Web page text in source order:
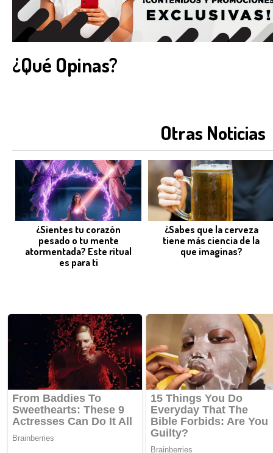
¿Qué Opinas?
Otras Noticias
¿Sientes tu corazón
pesado o tu mente
atormentada? Este ritual
es para ti
¿Sabes que la cerveza
tiene más ciencia de la
que imaginas?